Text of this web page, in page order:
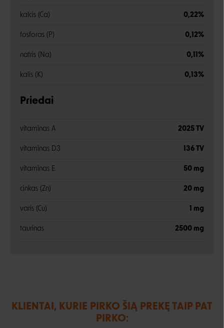
kalcis (Ca) 0,22%
fosforas (P) 0,12%
natris (Na) 0,11%
kalis (K) 0,13%
Priedai
vitaminas A 2025 TV
vitaminas D3 136 TV
vitaminas E 50 mg
cinkas (Zn) 20 mg
varis (Cu) 1 mg
taurinas 2500 mg
KLIENTAI, KURIE PIRKO ŠIĄ PREKĘ TAIP PAT
PIRKO: